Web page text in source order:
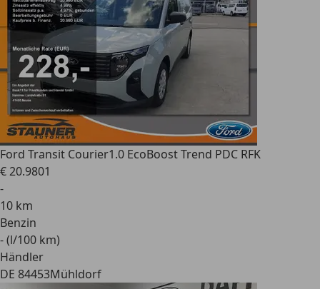
Ford Transit Courier1.0 EcoBoost Trend PDC RFK
€ 20.9801
-
10 km
Benzin
- (l/100 km)
Händler
DE 84453Mühldorf